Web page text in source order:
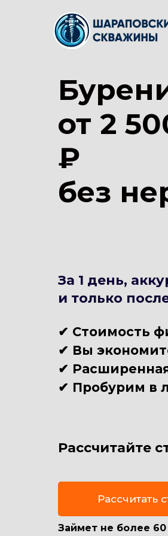
от 2
₽
без
За 1 день,
и только
✔ Стоимость
✔ Вы
✔
✔ Пробурим в
Рассчитайте
Рассчитать
Займет не более 60